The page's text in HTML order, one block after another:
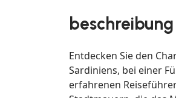
beschreibung
Entdecken Sie den
Sardiniens, bei einer
erfahrenen